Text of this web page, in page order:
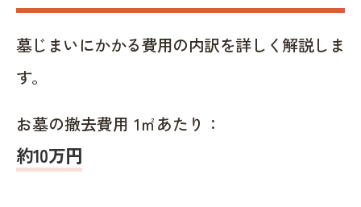
墓じまいにかかる費用の内訳を詳しく解説しま
す。
お墓の撤去費用 1㎡あたり：
約10万円